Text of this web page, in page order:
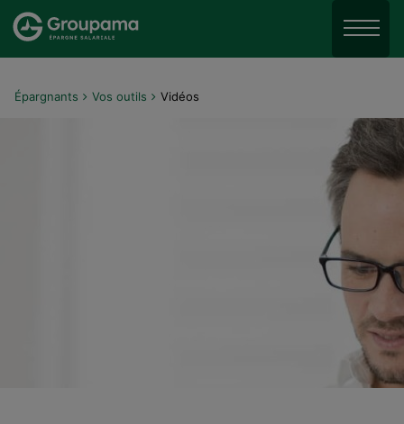
Aller au menu
Aller au contenu
Menu
Épargnants Vos outils Vidéos